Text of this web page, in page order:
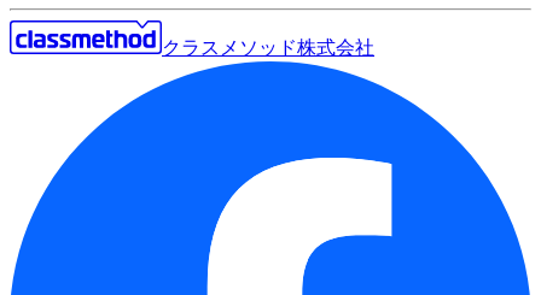
クラスメソッド株式会社